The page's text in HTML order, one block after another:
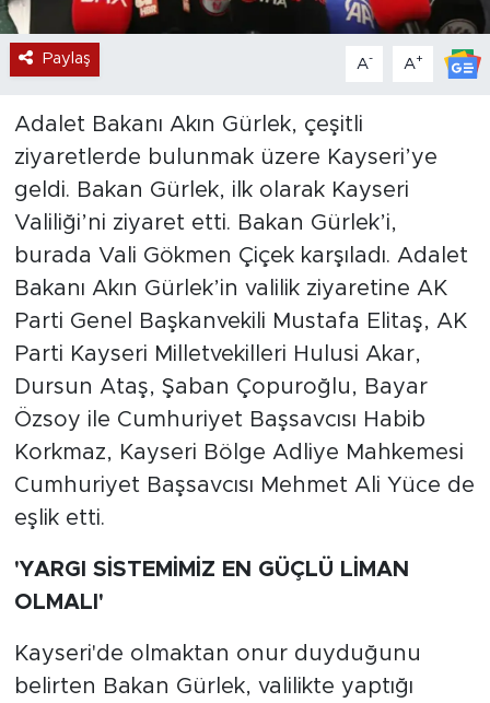
Paylaş A- A+
Adalet Bakanı Akın Gürlek, çeşitli
ziyaretlerde bulunmak üzere Kayseri’ye
geldi. Bakan Gürlek, ilk olarak Kayseri
Valiliği’ni ziyaret etti. Bakan Gürlek’i,
burada Vali Gökmen Çiçek karşıladı. Adalet
Bakanı Akın Gürlek’in valilik ziyaretine AK
Parti Genel Başkanvekili Mustafa Elitaş, AK
Parti Kayseri Milletvekilleri Hulusi Akar,
Dursun Ataş, Şaban Çopuroğlu, Bayar
Özsoy ile Cumhuriyet Başsavcısı Habib
Korkmaz, Kayseri Bölge Adliye Mahkemesi
Cumhuriyet Başsavcısı Mehmet Ali Yüce de
eşlik etti.
'YARGI SİSTEMİMİZ EN GÜÇLÜ LİMAN
OLMALI'
Kayseri'de olmaktan onur duyduğunu
belirten Bakan Gürlek, valilikte yaptığı